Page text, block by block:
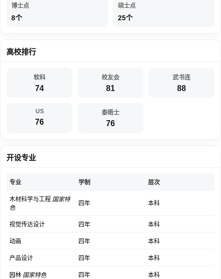
雄安的高校。2022年，入选国家第二轮“双一流”建设高校名单，林
学、风景园林学两个学科入选国家第二轮“双一流”建设学科名单。
学、林业工程、草学和农林经济管理为特色，是农、理、工、管、
来，学校秉承“知山知水，树木树人”校训，践行“替河山装成锦绣，把
国土绘成丹青”理念，为国家培养了20余万名高级专门人才和一批外
理人才，他们为我国生态文明建设、林草事业和经济社会发展做出了
卓越贡献。
博士、硕士二级学科及交叉学科的高校。在全国第四轮学科评估中，
重点学科（含7个二级学科国家重点学科）、2个二级学科国家重点学
科、1个国家重点（培育）学科、6个国家林业和草原局重点学科（一
级）、3个国家林业和草原局重点培育学科、2个北京高校高精尖学
科、3个北京市重点学科（一级）（含重点培育学科）、4个北京市重
人才培养体系完备。学校现有17个学院，65个本科专业及方向，25
个硕士学位授权一级学科点，17个专业学位授权点，8个博士学位授
权一级学科点，7个博士后流动站。在校生26458人，其中本科生
博士点
8个
硕士点
25个
高校排行
软科
74
校友会
81
武书连
88
US
76
泰晤士
76
开设专业
专业 学制 层次
木材科学与工程 国家特
色
四年 本科
视觉传达设计 四年 本科
动画 四年 本科
产品设计 四年 本科
园林 国家特色 四年 本科